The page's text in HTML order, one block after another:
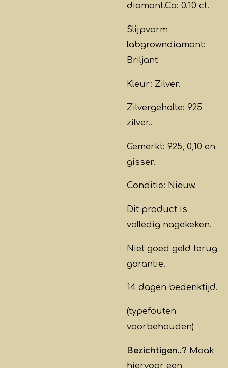
diamant.Ca: 0.10 ct.
Slijpvorm
labgrowndiamant:
Briljant
Kleur: Zilver.
Zilvergehalte: 925
zilver..
Gemerkt: 925, 0,10 en
gisser.
Conditie: Nieuw.
Dit product is
volledig nagekeken.
Niet goed geld terug
garantie.
14 dagen bedenktijd.
(typefouten
voorbehouden)
Bezichtigen..? Maak
hiervoor een